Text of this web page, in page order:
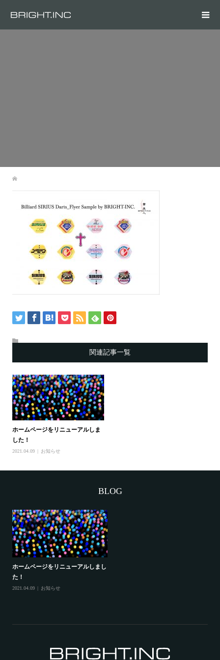
関連記事一覧
ホームページをリニューアルしま
した！
2021.04.09 お知らせ
BLOG
ホームページをリニューアルしまし
た！
2021.04.09 お知らせ